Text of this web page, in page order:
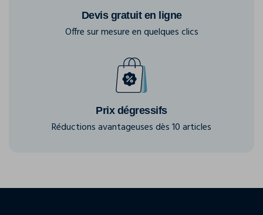
Devis gratuit en ligne
Offre sur mesure en quelques clics
Prix dégressifs
Réductions avantageuses dès 10 articles